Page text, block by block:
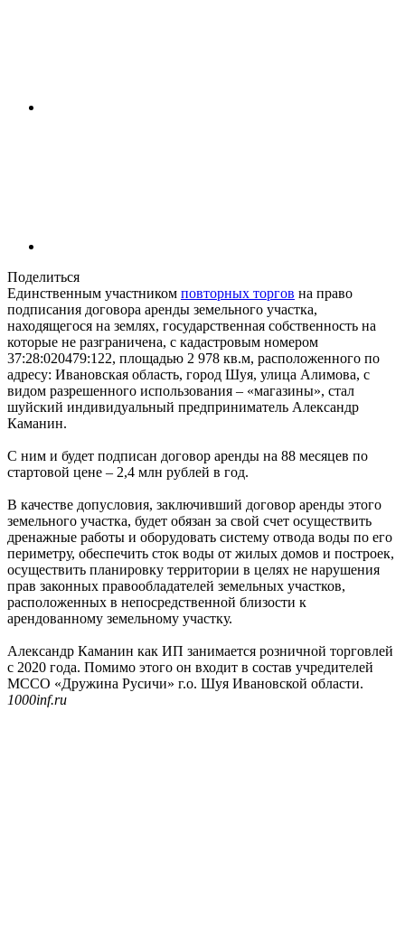
Поделиться
Единственным участником повторных торгов на право
подписания договора аренды земельного участка,
находящегося на землях, государственная собственность на
которые не разграничена, с кадастровым номером
37:28:020479:122, площадью 2 978 кв.м, расположенного по
адресу: Ивановская область, город Шуя, улица Алимова, с
видом разрешенного использования – «магазины», стал
шуйский индивидуальный предприниматель Александр
Каманин.
С ним и будет подписан договор аренды на 88 месяцев по
стартовой цене – 2,4 млн рублей в год.
В качестве допусловия, заключивший договор аренды этого
земельного участка, будет обязан за свой счет осуществить
дренажные работы и оборудовать систему отвода воды по его
периметру, обеспечить сток воды от жилых домов и построек,
осуществить планировку территории в целях не нарушения
прав законных правообладателей земельных участков,
расположенных в непосредственной близости к
арендованному земельному участку.
Александр Каманин как ИП занимается розничной торговлей
с 2020 года. Помимо этого он входит в состав учредителей
МССО «Дружина Русичи» г.о. Шуя Ивановской области.
1000inf.ru